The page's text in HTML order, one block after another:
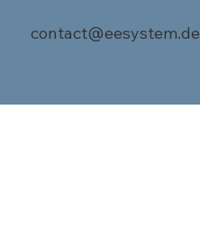
contact@eesystem.de